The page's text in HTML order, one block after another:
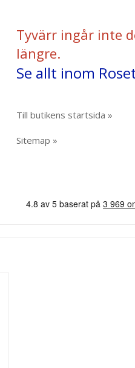
Tyvärr ingår inte
längre.
Se allt inom
Till butikens startsida »
Sitemap »